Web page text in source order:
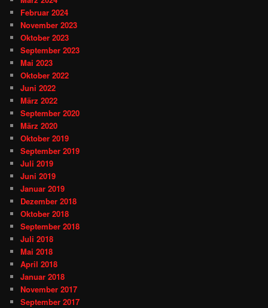
Februar 2024
November 2023
Oktober 2023
September 2023
Mai 2023
Oktober 2022
Juni 2022
März 2022
September 2020
März 2020
Oktober 2019
September 2019
Juli 2019
Juni 2019
Januar 2019
Dezember 2018
Oktober 2018
September 2018
Juli 2018
Mai 2018
April 2018
Januar 2018
November 2017
September 2017